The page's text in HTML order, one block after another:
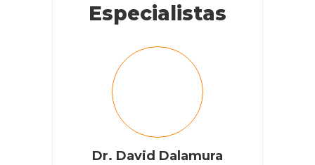
Especialistas
Dr. David Dalamura